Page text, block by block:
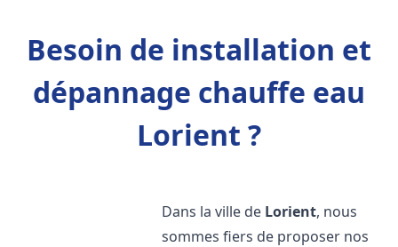
Besoin de installation et
dépannage chauffe eau
Lorient ?
Dans la ville de Lorient, nous
sommes fiers de proposer nos